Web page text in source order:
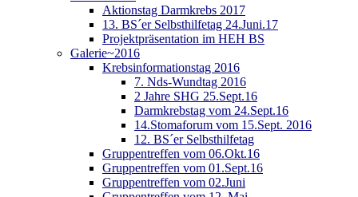
Aktionstag Darmkrebs 2017
13. BS´er Selbsthilfetag 24.Juni.17
Projektpräsentation im HEH BS
Galerie~2016
Krebsinformationstag 2016
7. Nds-Wundtag 2016
2 Jahre SHG 25.Sept.16
Darmkrebstag vom 24.Sept.16
14.Stomaforum vom 15.Sept. 2016
12. BS´er Selbsthilfetag
Gruppentreffen vom 06.Okt.16
Gruppentreffen vom 01.Sept.16
Gruppentreffen vom 02.Juni